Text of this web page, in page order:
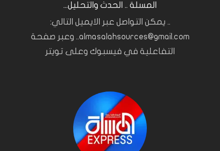
المسلة .. الحدث والتحليل...
.. يمكن التواصل عبر الايميل التالي:
almasalahsources@gmail.com.. وعبر صفحة
التفاعلية في فيسبوك وعلى تويتر